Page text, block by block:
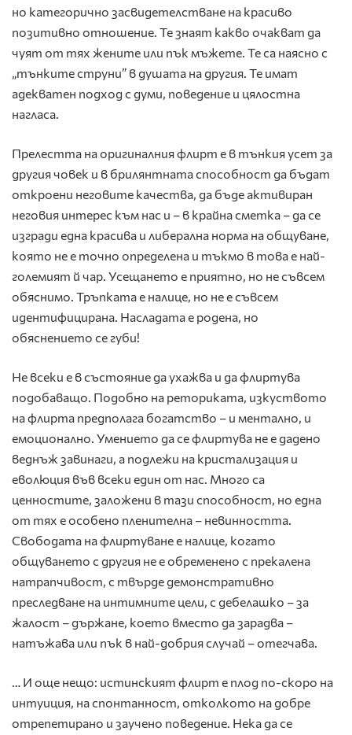
но категорично засвидетелстване на красиво
позитивно отношение. Те знаят какво очакват да
чуят от тях жените или пък мъжете. Те са наясно с
„тънките струни” в душата на другия. Те имат
адекватен подход с думи, поведение и цялостна
нагласа.
Прелестта на оригиналния флирт е в тънкия усет за
другия човек и в брилянтната способност да бъдат
откроени неговите качества, да бъде активиран
неговия интерес към нас и – в крайна сметка – да се
изгради една красива и либерална норма на общуване,
която не е точно определена и тъкмо в това е най-
големият й чар. Усещането е приятно, но не съвсем
обяснимо. Тръпката е налице, но не е съвсем
идентифицирана. Насладата е родена, но
обяснението се губи!
Не всеки е в състояние да ухажва и да флиртува
подобаващо. Подобно на реториката, изкуството
на флирта предполага богатство – и ментално, и
емоционално. Умението да се флиртува не е дадено
веднъж завинаги, а подлежи на кристализация и
еволюция във всеки един от нас. Много са
ценностите, заложени в тази способност, но една
от тях е особено пленителна – невинността.
Свободата на флиртуване е налице, когато
общуването с другия не е обременено с прекалена
натрапчивост, с твърде демонстративно
преследване на интимните цели, с дебелашко – за
жалост – държане, което вместо да зарадва –
натъжава или пък в най-добрия случай – отегчава.
… И още нещо: истинският флирт е плод по-скоро на
интуиция, на спонтанност, отколкото на добре
отрепетирано и заучено поведение. Нека да се